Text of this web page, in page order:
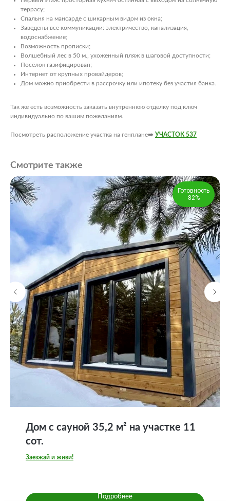
террасу;
Спальня на мансарде с шикарным видом из окна;
Заведены все коммуникации: электричество, канализация,
водоснабжение;
Возможность прописки;
Волшебный лес в 50 м., ухоженный пляж в шаговой доступности;
Посёлок газифицирован;
Интернет от крупных провайдеров;
Дом можно приобрести в рассрочку или ипотеку без участия банка.
Так же есть возможность заказать внутреннюю отделку под ключ
индивидуально по вашим пожеланиям.
Посмотреть расположение участка на генплане➡️ УЧАСТОК 537
Смотрите также
Готовность
82%
Дом с сауной 35,2 м² на участке 11
сот.
Заезжай и живи!
Подробнее